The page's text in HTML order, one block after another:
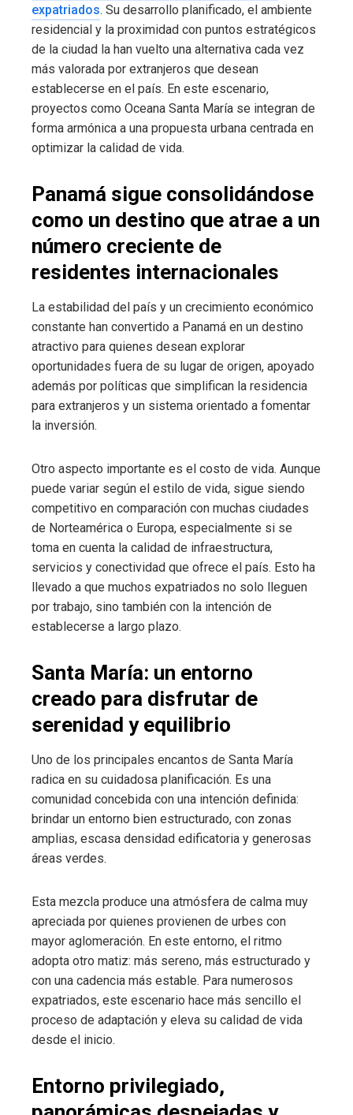
expatriados. Su desarrollo planificado, el ambiente
residencial y la proximidad con puntos estratégicos
de la ciudad la han vuelto una alternativa cada vez
más valorada por extranjeros que desean
establecerse en el país. En este escenario,
proyectos como Oceana Santa María se integran de
forma armónica a una propuesta urbana centrada en
optimizar la calidad de vida.
Panamá sigue consolidándose
como un destino que atrae a un
número creciente de
residentes internacionales
La estabilidad del país y un crecimiento económico
constante han convertido a Panamá en un destino
atractivo para quienes desean explorar
oportunidades fuera de su lugar de origen, apoyado
además por políticas que simplifican la residencia
para extranjeros y un sistema orientado a fomentar
la inversión.
Otro aspecto importante es el costo de vida. Aunque
puede variar según el estilo de vida, sigue siendo
competitivo en comparación con muchas ciudades
de Norteamérica o Europa, especialmente si se
toma en cuenta la calidad de infraestructura,
servicios y conectividad que ofrece el país. Esto ha
llevado a que muchos expatriados no solo lleguen
por trabajo, sino también con la intención de
establecerse a largo plazo.
Santa María: un entorno
creado para disfrutar de
serenidad y equilibrio
Uno de los principales encantos de Santa María
radica en su cuidadosa planificación. Es una
comunidad concebida con una intención definida:
brindar un entorno bien estructurado, con zonas
amplias, escasa densidad edificatoria y generosas
áreas verdes.
Esta mezcla produce una atmósfera de calma muy
apreciada por quienes provienen de urbes con
mayor aglomeración. En este entorno, el ritmo
adopta otro matiz: más sereno, más estructurado y
con una cadencia más estable. Para numerosos
expatriados, este escenario hace más sencillo el
proceso de adaptación y eleva su calidad de vida
desde el inicio.
Entorno privilegiado,